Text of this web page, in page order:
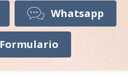
Whatsapp
Formulario